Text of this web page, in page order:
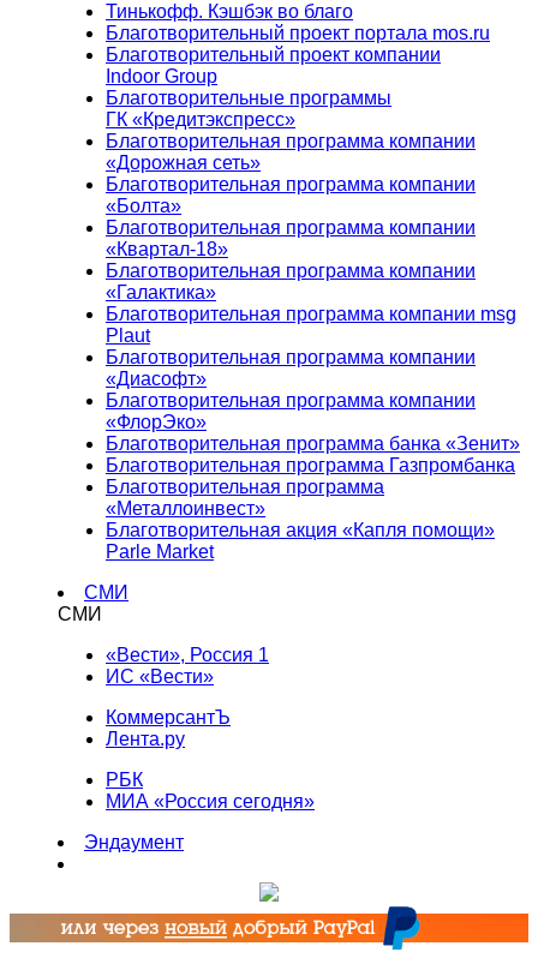
Тинькофф. Кэшбэк во благо
Благотворительный проект портала mos.ru
Благотворительный проект компании
Indoor Group
Благотворительные программы
ГК «Кредитэкспресс»
Благотворительная программа компании
«Дорожная сеть»
Благотворительная программа компании
«Болта»
Благотворительная программа компании
«Квартал-18»
Благотворительная программа компании
«Галактика»
Благотворительная программа компании msg
Plaut
Благотворительная программа компании
«Диасофт»
Благотворительная программа компании
«ФлорЭко»
Благотворительная программа банка «Зенит»
Благотворительная программа Газпромбанка
Благотворительная программа
«Металлоинвест»
Благотворительная акция «Капля помощи»
Parle Market
СМИ
СМИ
«Вести», Россия 1
ИС «Вести»
КоммерсантЪ
Лента.ру
РБК
МИА «Россия сегодня»
Эндаумент